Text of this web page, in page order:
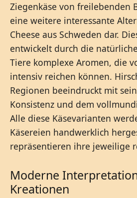
Ziegenkäse von freilebenden
eine weitere interessante
Cheese aus Schweden dar.
entwickelt durch die
Tiere komplexe Aromen, die
intensiv reichen können.
Regionen beeindruckt mit
Konsistenz und dem
Alle diese Käsevarianten
Käsereien handwerklich
repräsentieren ihre jeweilige
Moderne
Kreationen